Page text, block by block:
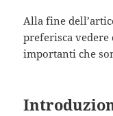
Alla fine
preferisca
importanti che